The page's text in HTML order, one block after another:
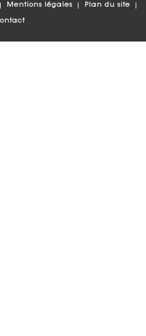
Mentions légales Plan du site